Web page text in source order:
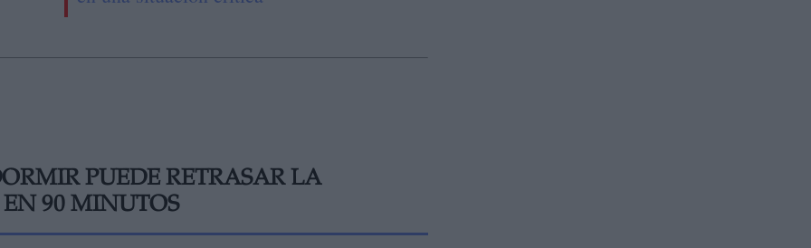
PUEDE RETRASAR LA
90 MINUTOS